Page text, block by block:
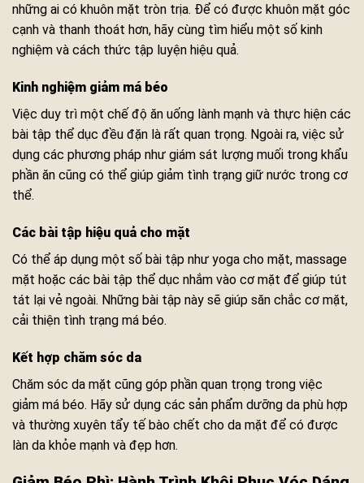
những ai có khuôn mặt tròn trịa. Để có được khuôn mặt góc
cạnh và thanh thoát hơn, hãy cùng tìm hiểu một số kinh
nghiệm và cách thức tập luyện hiệu quả.
Kinh nghiệm giảm má béo
Việc duy trì một chế độ ăn uống lành mạnh và thực hiện các
bài tập thể dục đều đặn là rất quan trọng. Ngoài ra, việc sử
dụng các phương pháp như giám sát lượng muối trong khẩu
phần ăn cũng có thể giúp giảm tình trạng giữ nước trong cơ
thể.
Các bài tập hiệu quả cho mặt
Có thể áp dụng một số bài tập như yoga cho mặt, massage
mặt hoặc các bài tập thể dục nhắm vào cơ mặt để giúp tút
tát lại vẻ ngoài. Những bài tập này sẽ giúp săn chắc cơ mặt,
cải thiện tình trạng má béo.
Kết hợp chăm sóc da
Chăm sóc da mặt cũng góp phần quan trọng trong việc
giảm má béo. Hãy sử dụng các sản phẩm dưỡng da phù hợp
và thường xuyên tẩy tế bào chết cho da mặt để có được
làn da khỏe mạnh và đẹp hơn.